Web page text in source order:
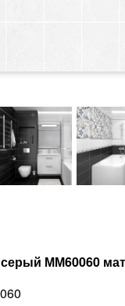
ММ60060